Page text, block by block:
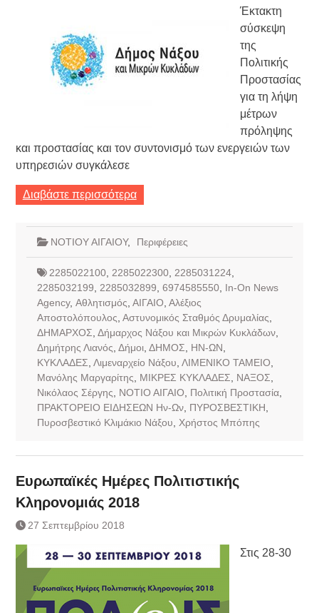
Έκτακτη
σύσκεψη
της
Πολιτικής
Προστασίας
για τη λήψη
μέτρων
πρόληψης
και προστασίας και τον συντονισμό των ενεργειών των
υπηρεσιών συγκάλεσε
Διαβάστε περισσότερα
ΝΟΤΙΟΥ ΑΙΓΑΙΟΥ, Περιφέρειες
2285022100, 2285022300, 2285031224,
2285032199
2285032899 6974585550, In-On News
Agency, Αθλητισμός ΑΙΓΑΙΟ Αλέξιος
Αποστολόπουλος Αστυνομικός Σταθμός Δρυμαλίας
ΔΗΜΑΡΧΟΣ Δήμαρχος Νάξου και Μικρών Κυκλάδων,
Δημήτρης Λιανός Δήμοι, ΔΗΜΟΣ ΗΝ-ΩΝ
ΚΥΚΛΑΔΕΣ Λιμεναρχείο Νάξου ΛΙΜΕΝΙΚΟ ΤΑΜΕΙΟ
Μανόλης Μαργαρίτης
ΜΙΚΡΕΣ ΚΥΚΛΑΔΕΣ ΝΑΞΟΣ
Νικόλαος Σέργης
ΝΟΤΙΟ ΑΙΓΑΙΟ Πολιτική Προστασία,
ΠΡΑΚΤΟΡΕΙΟ ΕΙΔΗΣΕΩΝ Ην-Ων, ΠΥΡΟΣΒΕΣΤΙΚΗ
Πυροσβεστικό Κλιμάκιο Νάξου
Χρήστος Μπόπης
Ευρωπαϊκές Ημέρες Πολιτιστικής
Κληρονομιάς 2018
27 Σεπτεμβρίου 2018
Στις 28-30